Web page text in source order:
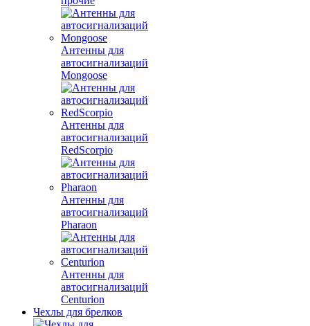
Антенны для
автосигнализаций
Mongoose
Антенны для
автосигнализаций
RedScorpio
Антенны для
автосигнализаций
Pharaon
Антенны для
автосигнализаций
Centurion
Чехлы для брелков